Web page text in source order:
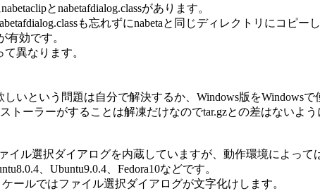
とnabetafdialog.classがあります。
も忘れずにnabetaと同じディレクトリにコピー
有効です。
異なります。
いという問題は自分で解決するか、Windows版をWindows
トーラーがすることは解凍だけなのでtar.gzとの差はないよう
イル選択ダイアログを内蔵していますが、動作環境によって
、Ubuntu9.0.4、Fedora10などです。
ールではファイル選択ダイアログが文字化けします。